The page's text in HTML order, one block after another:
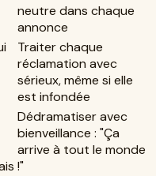
neutre dans chaque
annonce
Traiter chaque
réclamation avec
sérieux, même si elle
est infondée
Dédramatiser avec
bienveillance : "Ça
arrive à tout le monde
!"